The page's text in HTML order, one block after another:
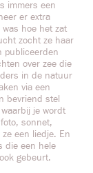
immers een
er extra
hoe het zat
zocht ze haar
publiceerden
over zee die
in de natuur
via een
bevriend stel
je wordt
sonnet,
een liedje. En
die een hele
gebeurt.